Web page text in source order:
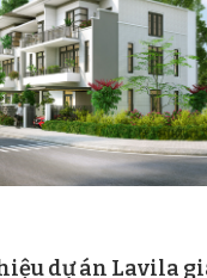
dự án Lavila